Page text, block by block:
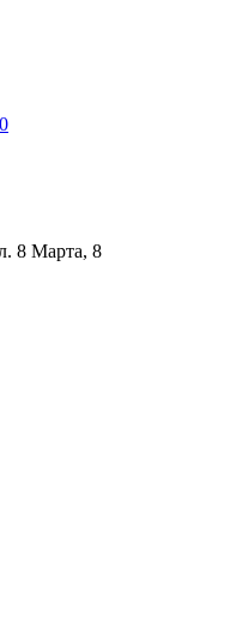
0
8 Марта, 8